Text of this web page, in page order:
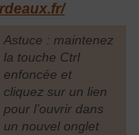
[Astuce : maintenez
la touche Ctrl
enfoncée et
cliquez sur un lien
pour l’ouvrir dans
un nouvel onglet